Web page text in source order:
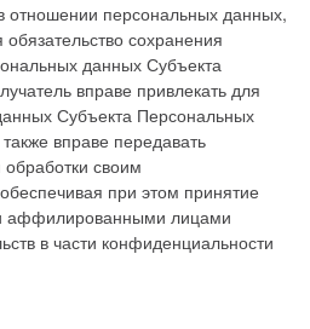
отношении персональных данных,
сохранения
данных Субъекта
вправе привлекать для
Субъекта Персональных
вправе передавать
своим
при этом принятие
аффилированными лицами
в части конфиденциальности